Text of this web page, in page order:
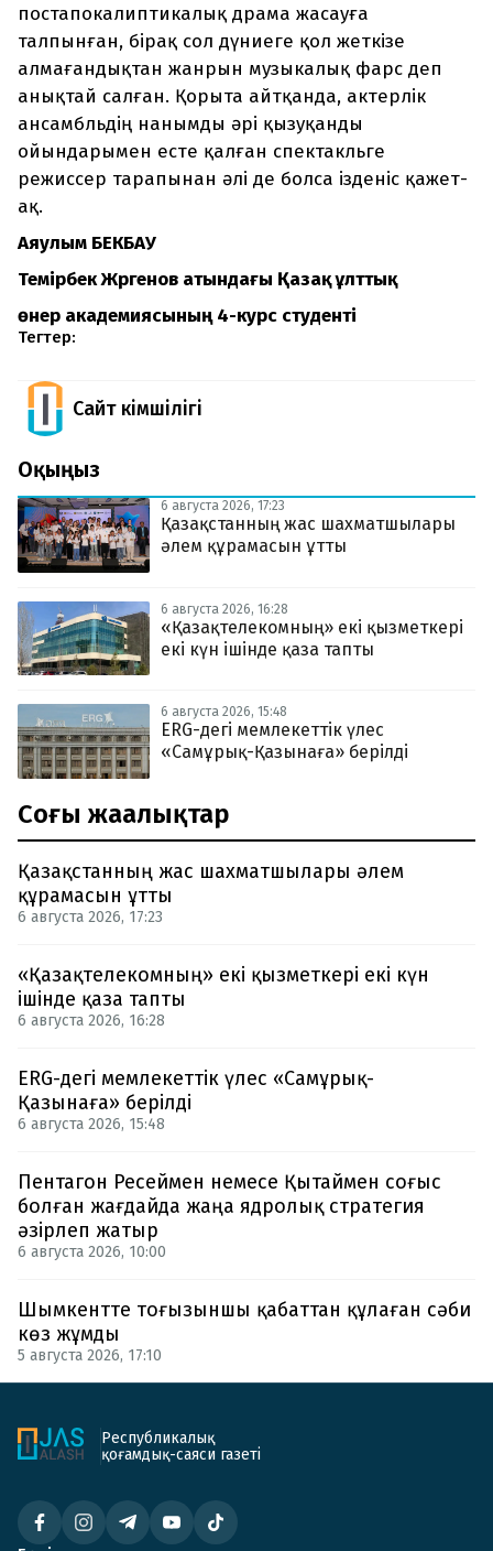
постапокалиптикалық драма жасауға
талпынған, бірақ сол дүниеге қол жеткізе
алмағандықтан жанрын музыкалық фарс деп
анықтай салған. Қорыта айтқанда, актерлік
ансамбльдің нанымды әрі қызуқанды
ойындарымен есте қалған спектакльге
режиссер тарапынан әлі де болса ізденіс қажет-
ақ.
Аяулым БЕКБАУ
Темірбек Жүргенов атындағы Қазақ ұлттық
өнер академиясының 4-курс студенті
Тегтер:
Сайт Әкімшілігі
Оқыңыз
6 августа 2026, 17:23
Қазақстанның жас шахматшылары
әлем құрамасын ұтты
6 августа 2026, 16:28
«Қазақтелекомның» екі қызметкері
екі күн ішінде қаза тапты
6 августа 2026, 15:48
ERG-дегі мемлекеттік үлес
«Самұрық-Қазынаға» берілді
Соңғы жаңалықтар
Қазақстанның жас шахматшылары әлем
құрамасын ұтты
6 августа 2026, 17:23
«Қазақтелекомның» екі қызметкері екі күн
ішінде қаза тапты
6 августа 2026, 16:28
ERG-дегі мемлекеттік үлес «Самұрық-
Қазынаға» берілді
6 августа 2026, 15:48
Пентагон Ресеймен немесе Қытаймен соғыс
болған жағдайда жаңа ядролық стратегия
әзірлеп жатыр
6 августа 2026, 10:00
Шымкентте тоғызыншы қабаттан құлаған сәби
көз жұмды
5 августа 2026, 17:10
Республикалық
қоғамдық-саяси газеті